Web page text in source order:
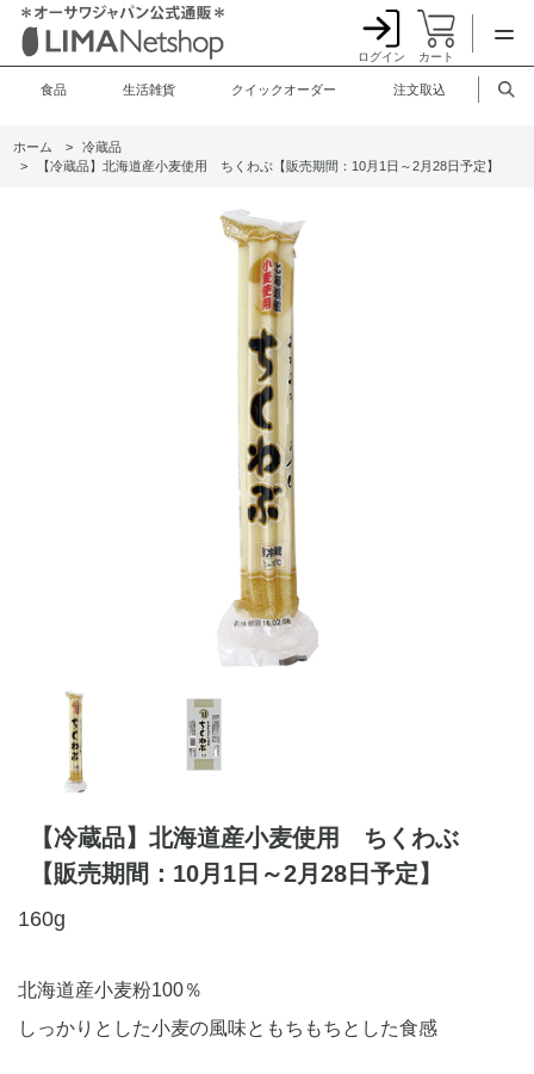
ログイン カート
食品 生活雑貨 クイックオーダー 注文取込
ホーム >
冷蔵品
>
【冷蔵品】北海道産小麦使用 ちくわぶ【販売期間：10月1日～2月28日予定】
【冷蔵品】北海道産小麦使用 ちくわぶ
【販売期間：10月1日～2月28日予定】
160g
北海道産小麦粉100％
しっかりとした小麦の風味ともちもちとした食感